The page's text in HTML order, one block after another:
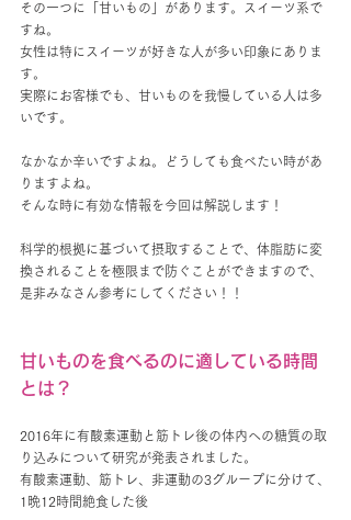
その一つに「甘いもの」があります。スイーツ系で
すね。
女性は特にスイーツが好きな人が多い印象にありま
す。
実際にお客様でも、甘いものを我慢している人は多
いです。
なかなか辛いですよね。どうしても食べたい時があ
りますよね。
そんな時に有効な情報を今回は解説します！
科学的根拠に基づいて摂取することで、体脂肪に変
換されることを極限まで防ぐことができますので、
是非みなさん参考にしてください！！
甘いものを食べるのに適している時間
とは？
2016年に有酸素運動と筋トレ後の体内への糖質の取
り込みについて研究が発表されました。
有酸素運動、筋トレ、非運動の3グループに分けて、
1晩12時間絶食した後